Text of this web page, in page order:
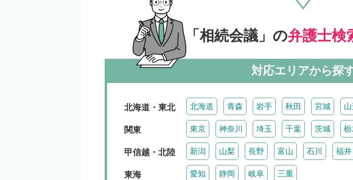
「相続会議」の弁護士検
対応エリアから探
北海道・東北 北海道 青森 岩手 秋田 宮城
関東 東京 神奈川 埼玉 千葉 茨城 栃
甲信越・北陸 新潟 山梨 長野 富山 石川 福井
東海 愛知 静岡 岐阜 三重